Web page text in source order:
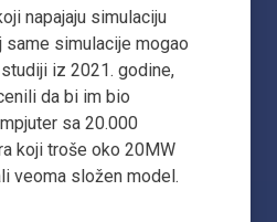
napajaju simulaciju
simulacije mogao
iz 2021. godine,
da bi im bio
sa 20.000
koji troše oko 20MW
veoma složen model.